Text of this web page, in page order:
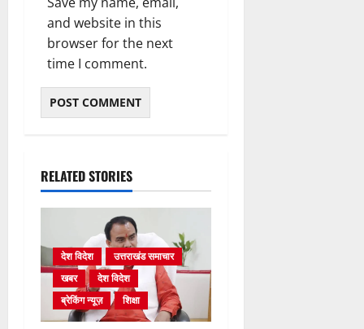
and website in this
browser for the next
time I comment.
RELATED STORIES
देश विदेश
उत्तराखंड समाचार
खबर
देश विदेश
ब्रेकिंग न्यूज़
शिक्षा